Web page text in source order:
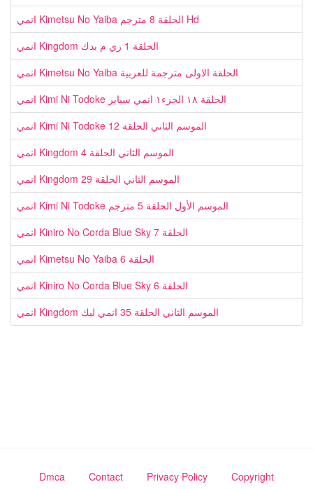
انمي Kimetsu No Yaiba الحلقة 8 مترجم Hd
انمي Kingdom الحلقة 1 زي م بدك
انمي Kimetsu No Yaiba الحلقة الاولى مترجمة للعربية
انمي Kimi Ni Todoke الحلقة ١٨ الجزء١ انمي سباير
انمي Kimi Ni Todoke الموسم الثاني الحلقة 12
انمي Kingdom الموسم الثاني الحلقة 4
انمي Kingdom الموسم الثاني الحلقة 29
انمي Kimi Ni Todoke الموسم الأول الحلقة 5 مترجم
انمي Kiniro No Corda Blue Sky الحلقة 7
انمي Kimetsu No Yaiba الحلقة 6
انمي Kiniro No Corda Blue Sky الحلقة 6
انمي Kingdom الموسم الثاني الحلقة 35 انمي ليك
Dmca Contact Privacy Policy Copyright